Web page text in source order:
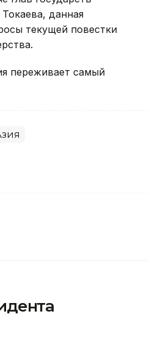
данная
текущей повестки
переживает самый